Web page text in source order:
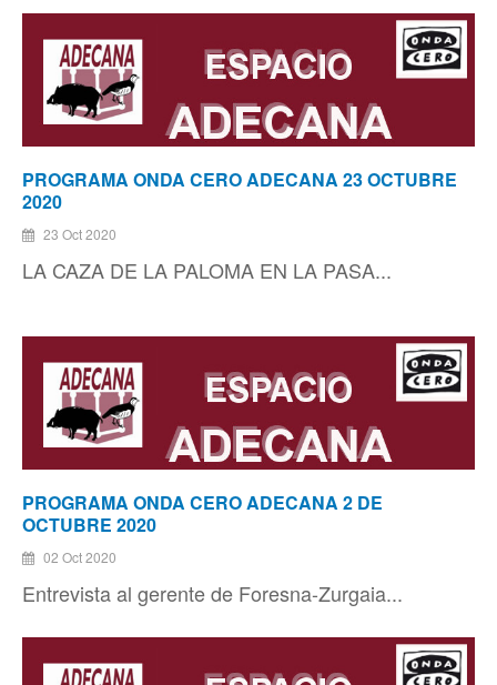
PROGRAMA ONDA CERO ADECANA 23 OCTUBRE
2020
23 Oct 2020
LA CAZA DE LA PALOMA EN LA PASA...
PROGRAMA ONDA CERO ADECANA 2 DE
OCTUBRE 2020
02 Oct 2020
Entrevista al gerente de Foresna-Zurgaia...